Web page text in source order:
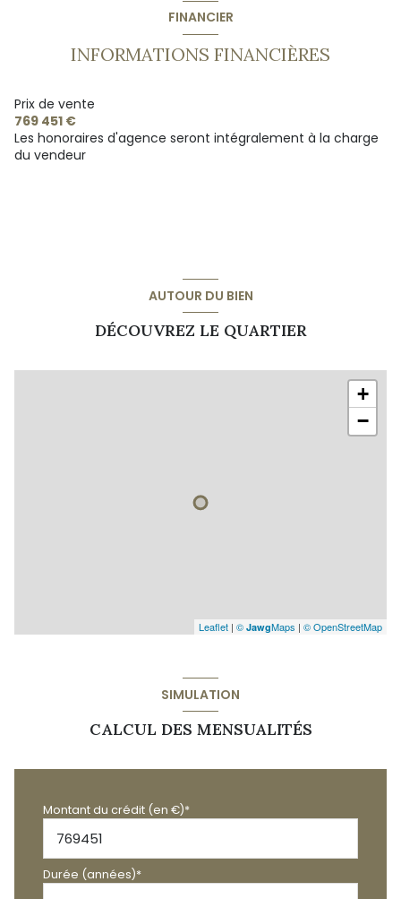
balcon
terrasse
quartier La Nartelle
FINANCIER
INFORMATIONS FINANCIÈRES
Prix de vente
769 451 €
Les honoraires d'agence seront intégralement à la charge
du vendeur
AUTOUR DU BIEN
DÉCOUVREZ LE QUARTIER
+
−
Leaflet | © JawgMaps | © OpenStreetMap
SIMULATION
CALCUL DES MENSUALITÉS
Montant du crédit (en €)*
Durée (années)*